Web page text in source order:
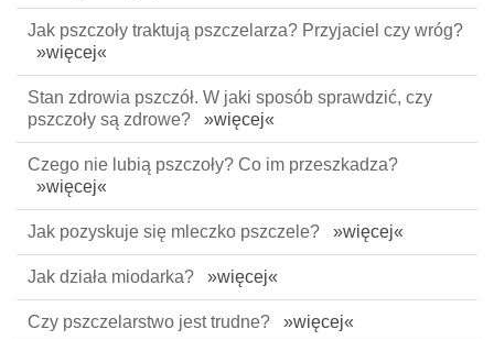
Jak pszczoły traktują pszczelarza? Przyjaciel czy wróg?
»więcej«
Stan zdrowia pszczół. W jaki sposób sprawdzić, czy
pszczoły są zdrowe? »więcej«
Czego nie lubią pszczoły? Co im przeszkadza?
»więcej«
Jak pozyskuje się mleczko pszczele? »więcej«
Jak działa miodarka? »więcej«
Czy pszczelarstwo jest trudne? »więcej«